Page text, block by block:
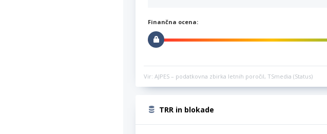
Finančna ocena:
Vir: AJPES – podatkovna zbirka letnih poročil, TSmedia (Status)
TRR in blokade